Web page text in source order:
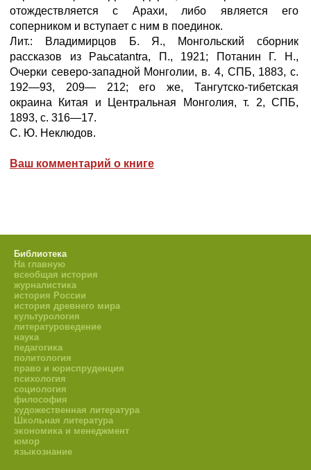
отождествляется с Арахи, либо является его
соперником и вступает с ним в поединок.
Лит.: Владимирцов Б. Я., Монгольский сборник
рассказов из Paьcatantra, П., 1921; Потанин Г. Н.,
Очерки северо-западной Монголии, в. 4, СПБ, 1883, с.
192—93, 209— 212; его же, Тангутско-тибетская
окраина Китая и Центральная Монголия, т. 2, СПБ,
1893, с. 316—17.
С. Ю. Неклюдов.
Ваш комментарий о книге
Библиотека
На главную
всеобщая история
журналистика
история России
история древнего мира
культурология
литературоведение
наука
педагогика
политология
право и юриспруденция
психология
социология
философия
художественная литература
Школьная литература
экономика и менеджмент
юмор
языкознание